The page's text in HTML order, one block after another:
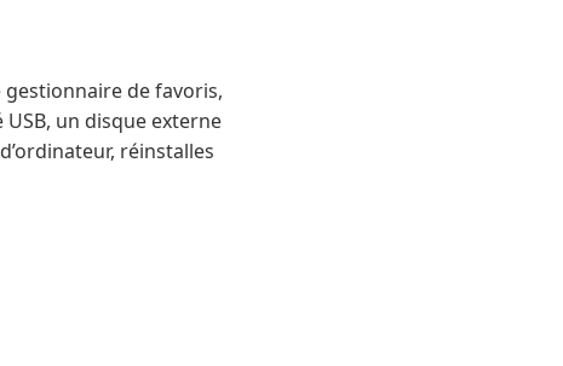
de favoris,
un disque externe
réinstalles